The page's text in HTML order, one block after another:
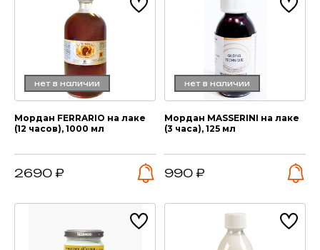
нет в наличии
Мордан FERRARIO на лаке
(12 часов), 1000 мл
2690 ₽
нет в наличии
Мордан MASSERINI на лаке
(3 часа), 125 мл
990 ₽